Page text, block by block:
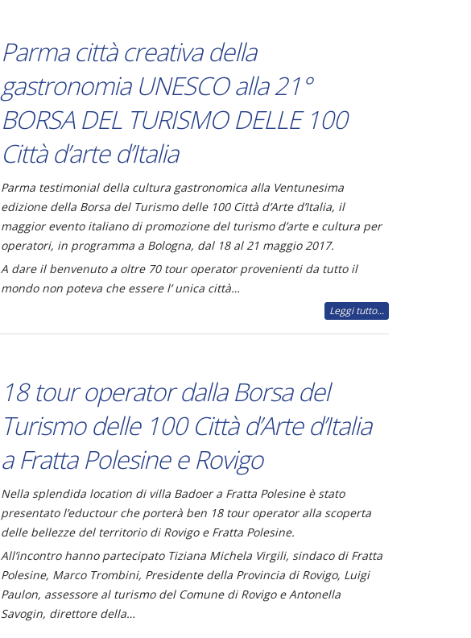
Parma città creativa della
gastronomia UNESCO alla 21°
BORSA DEL TURISMO DELLE 100
Città d’arte d’Italia
Parma testimonial della cultura gastronomica alla Ventunesima
edizione della Borsa del Turismo delle 100 Città d’Arte d’Italia, il
maggior evento italiano di promozione del turismo d’arte e cultura per
operatori, in programma a Bologna, dal 18 al 21 maggio 2017.
A dare il benvenuto a oltre 70 tour operator provenienti da tutto il
mondo non poteva che essere l’ unica città…
Leggi tutto...
18 tour operator dalla Borsa del
Turismo delle 100 Città d’Arte d’Italia
a Fratta Polesine e Rovigo
Nella splendida location di villa Badoer a Fratta Polesine è stato
presentato l’eductour che porterà ben 18 tour operator alla scoperta
delle bellezze del territorio di Rovigo e Fratta Polesine.
All’incontro hanno partecipato Tiziana Michela Virgili, sindaco di Fratta
Polesine, Marco Trombini, Presidente della Provincia di Rovigo, Luigi
Paulon, assessore al turismo del Comune di Rovigo e Antonella
Savogin, direttore della…